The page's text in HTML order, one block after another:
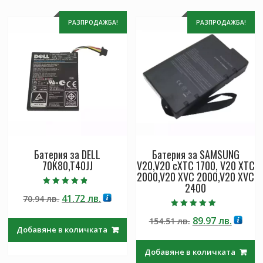
РАЗПРОДАЖБА!
Батерия за DELL
70K80,T40JJ
4.50
от 5
70.94лв. Original
70.94 лв..
41.72лв.Текущата
41.72 лв..
Добавяне в количката
РАЗПРОДАЖБА!
Батерия за SAMSUNG
V20,V20 cXTC 1700, V20 XTC
2000,V20 XVC 2000,V20 XVC
2400
5.00
от 5
154.51лв. Original
154.51 лв..
89.97лв.
89.97
Добавяне в количката